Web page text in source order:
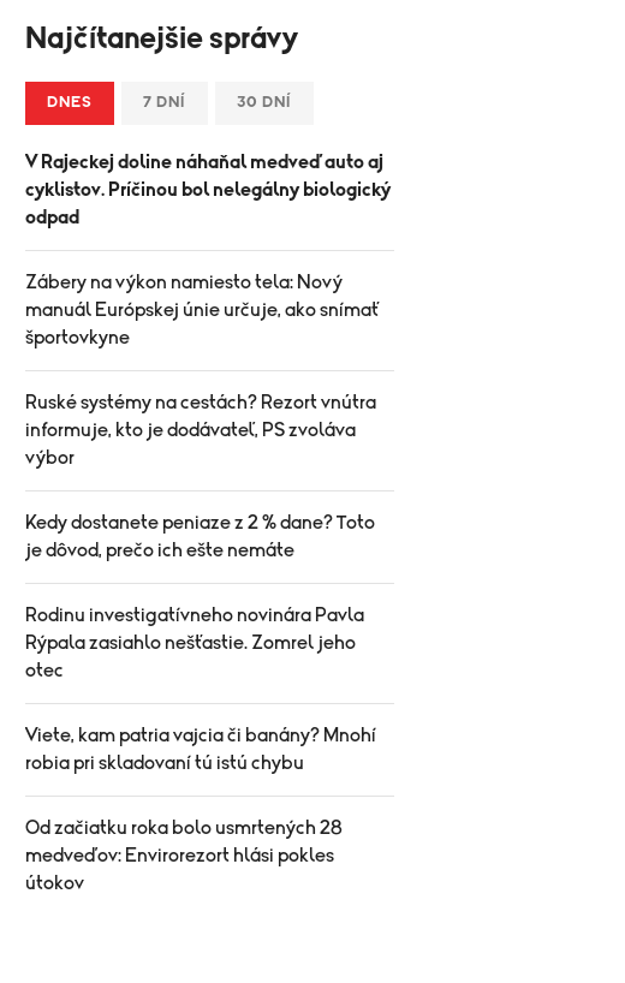
Najčítanejšie správy
DNES 7 DNÍ 30 DNÍ
V Rajeckej doline náhaňal medveď auto aj
cyklistov. Príčinou bol nelegálny biologický
odpad
Zábery na výkon namiesto tela: Nový
manuál Európskej únie určuje, ako snímať
športovkyne
Ruské systémy na cestách? Rezort vnútra
informuje, kto je dodávateľ, PS zvoláva
výbor
Kedy dostanete peniaze z 2 % dane? Toto
je dôvod, prečo ich ešte nemáte
Rodinu investigatívneho novinára Pavla
Rýpala zasiahlo nešťastie. Zomrel jeho
otec
Viete, kam patria vajcia či banány? Mnohí
robia pri skladovaní tú istú chybu
Od začiatku roka bolo usmrtených 28
medveďov: Envirorezort hlási pokles
útokov